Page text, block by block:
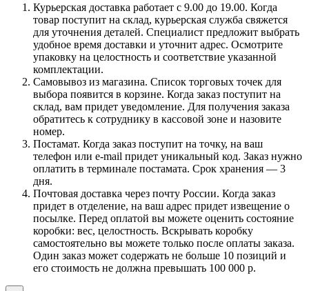
Курьерская доставка работает с 9.00 до 19.00. Когда
товар поступит на склад, курьерская служба свяжется
для уточнения деталей. Специалист предложит выбрать
удобное время доставки и уточнит адрес. Осмотрите
упаковку на целостность и соответствие указанной
комплектации.
Самовывоз из магазина. Список торговых точек для
выбора появится в корзине. Когда заказ поступит на
склад, вам придет уведомление. Для получения заказа
обратитесь к сотруднику в кассовой зоне и назовите
номер.
Постамат. Когда заказ поступит на точку, на ваш
телефон или e-mail придет уникальный код. Заказ нужно
оплатить в терминале постамата. Срок хранения — 3
дня.
Почтовая доставка через почту России. Когда заказ
придет в отделение, на ваш адрес придет извещение о
посылке. Перед оплатой вы можете оценить состояние
коробки: вес, целостность. Вскрывать коробку
самостоятельно вы можете только после оплаты заказа.
Один заказ может содержать не больше 10 позиций и
его стоимость не должна превышать 100 000 р.